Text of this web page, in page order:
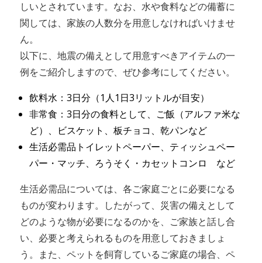
しいとされています。なお、水や食料などの備蓄に
関しては、家族の人数分を用意しなければいけませ
ん。
以下に、地震の備えとして用意すべきアイテムの一
例をご紹介しますので、ぜひ参考にしてください。
飲料水：3日分（1人1日3リットルが目安）
非常食：3日分の食料として、ご飯（アルファ米な
ど）、ビスケット、板チョコ、乾パンなど
生活必需品トイレットペーパー、ティッシュペー
パー・マッチ、ろうそく・カセットコンロ など
生活必需品については、各ご家庭ごとに必要になる
ものが変わります。したがって、災害の備えとして
どのような物が必要になるのかを、ご家族と話し合
い、必要と考えられるものを用意しておきましょ
う。また、ペットを飼育しているご家庭の場合、ペ